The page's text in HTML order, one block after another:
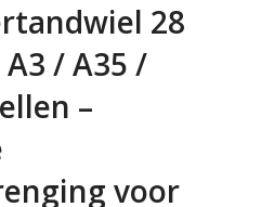
28
/ A35 /
–
voor